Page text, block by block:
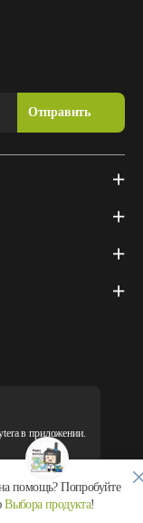
в приложении.
All Rights Reserved
помощь? Попробуйте
Выбора продукта!